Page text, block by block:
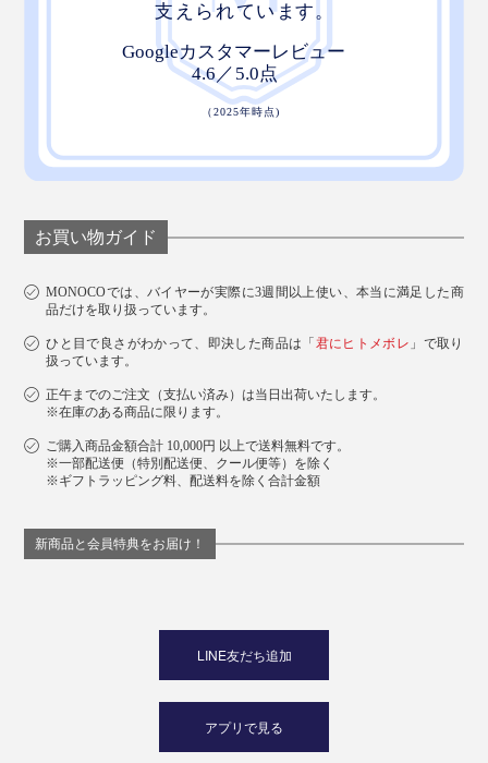
お買い物ガイド
MONOCOでは、バイヤーが実際に3週間以上使い、本当に満足した商
品だけを取り扱っています。
ひと目で良さがわかって、即決した商品は「君にヒトメボレ 」で取り
扱っています。
正午までのご注文（支払い済み）は当日出荷いたします。
※在庫のある商品に限ります。
ご購入商品金額合計 10,000円 以上で送料無料です。
※一部配送便（特別配送便、クール便等）を除く
※ギフトラッピング料、配送料を除く合計金額
新商品と会員特典をお届け！
LINE友だち追加
アプリで見る